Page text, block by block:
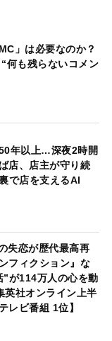
」は必要なのか？
何も残らないコメン
年以上…深夜2時開
店、店主が守り続
で店を支えるAI
失恋が歴代最高再
フィクション』な
”が114万人の心を動
英社オンライン上半
ビ番組 1位】